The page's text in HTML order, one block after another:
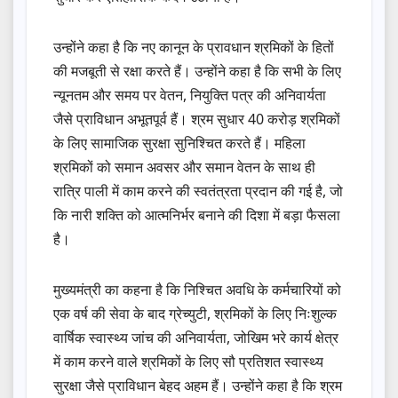
उन्होंने कहा है कि नए कानून के प्रावधान श्रमिकों के हितों
की मजबूती से रक्षा करते हैं। उन्होंने कहा है कि सभी के लिए
न्यूनतम और समय पर वेतन, नियुक्ति पत्र की अनिवार्यता
जैसे प्राविधान अभूतपूर्व हैं। श्रम सुधार 40 करोड़ श्रमिकों
के लिए सामाजिक सुरक्षा सुनिश्चित करते हैं। महिला
श्रमिकों को समान अवसर और समान वेतन के साथ ही
रात्रि पाली में काम करने की स्वतंत्रता प्रदान की गई है, जो
कि नारी शक्ति को आत्मनिर्भर बनाने की दिशा में बड़ा फैसला
है।
मुख्यमंत्री का कहना है कि निश्चित अवधि के कर्मचारियों को
एक वर्ष की सेवा के बाद ग्रेच्युटी, श्रमिकों के लिए निःशुल्क
वार्षिक स्वास्थ्य जांच की अनिवार्यता, जोखिम भरे कार्य क्षेत्र
में काम करने वाले श्रमिकों के लिए सौ प्रतिशत स्वास्थ्य
सुरक्षा जैसे प्राविधान बेहद अहम हैं। उन्होंने कहा है कि श्रम